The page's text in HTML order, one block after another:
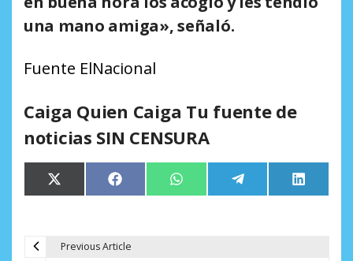
una mano amiga», señaló.
Fuente ElNacional
Caiga Quien Caiga Tu fuente de
noticias SIN CENSURA
Compartir
en
X
(Twitter)
Compartir
en
Facebook Compartir
en
WhatsApp Compartir
en
Telegram
en
LinkedIn
Previous Article